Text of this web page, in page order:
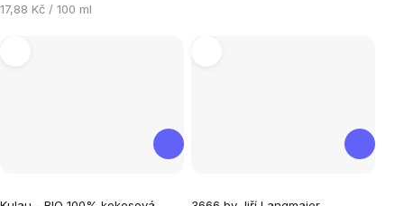
Měrná
17,88 Kč / 100 ml